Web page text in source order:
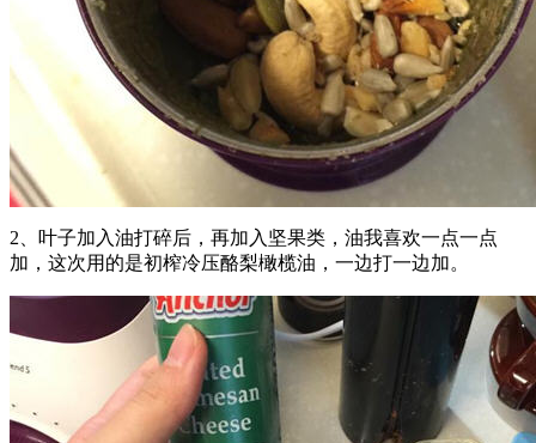
2、叶子加入油打碎后，再加入坚果类，油我喜欢一点一点
加，这次用的是初榨冷压酪梨橄榄油，一边打一边加。